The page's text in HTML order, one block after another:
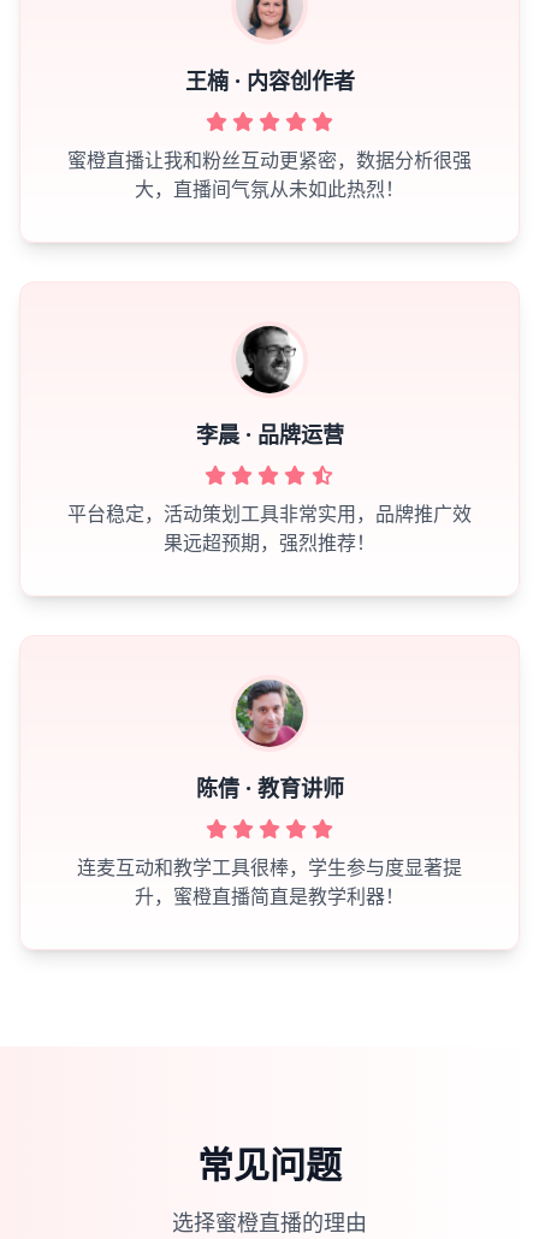
王楠 · 内容创作者
蜜橙直播让我和粉丝互动更紧密，数据分析很强
大，直播间气氛从未如此热烈！
李晨 · 品牌运营
平台稳定，活动策划工具非常实用，品牌推广效
果远超预期，强烈推荐！
陈倩 · 教育讲师
连麦互动和教学工具很棒，学生参与度显著提
升，蜜橙直播简直是教学利器！
常见问题
选择蜜橙直播的理由